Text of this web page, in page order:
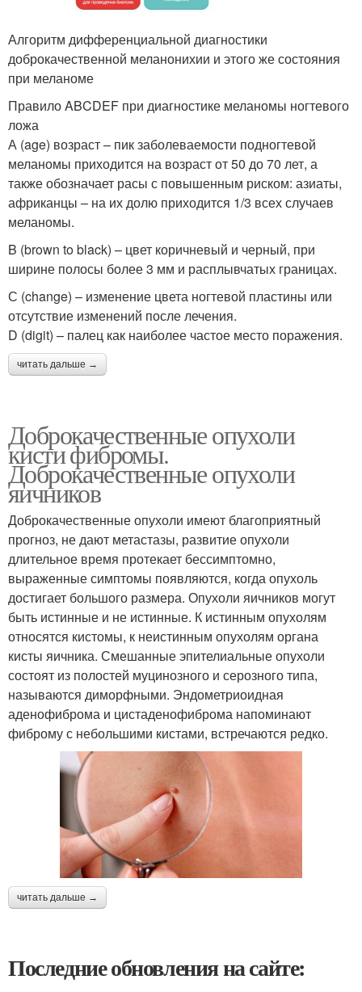
Алгоритм дифференциальной диагностики
доброкачественной меланонихии и этого же состояния
при меланоме
Правило ABCDEF при диагностике меланомы ногтевого
ложа
А (age) возраст – пик заболеваемости подногтевой
меланомы приходится на возраст от 50 до 70 лет, а
также обозначает расы с повышенным риском: азиаты,
африканцы – на их долю приходится 1/3 всех случаев
меланомы.
B (brown to black) – цвет коричневый и черный, при
ширине полосы более 3 мм и расплывчатых границах.
С (change) – изменение цвета ногтевой пластины или
отсутствие изменений после лечения.
D (digit) – палец как наиболее частое место поражения.
читать дальше →
Доброкачественные опухоли
кисти фибромы.
Доброкачественные опухоли
яичников
Доброкачественные опухоли имеют благоприятный
прогноз, не дают метастазы, развитие опухоли
длительное время протекает бессимптомно,
выраженные симптомы появляются, когда опухоль
достигает большого размера. Опухоли яичников могут
быть истинные и не истинные. К истинным опухолям
относятся кистомы, к неистинным опухолям органа
кисты яичника. Смешанные эпителиальные опухоли
состоят из полостей муцинозного и серозного типа,
называются диморфными. Эндометриоидная
аденофиброма и цистаденофиброма напоминают
фиброму с небольшими кистами, встречаются редко.
читать дальше →
Последние обновления на сайте: